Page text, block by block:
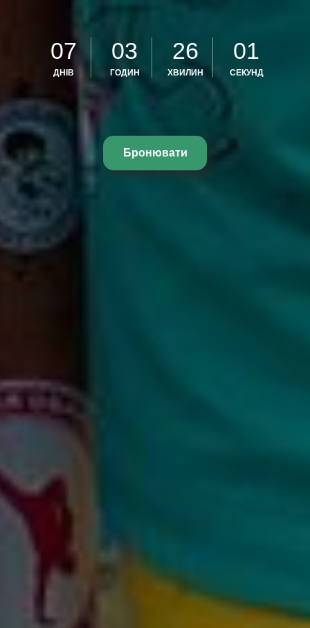
07
ДНІВ
03
ГОДИН
25
ХВИЛИН
58
СЕКУНД
Бронювати